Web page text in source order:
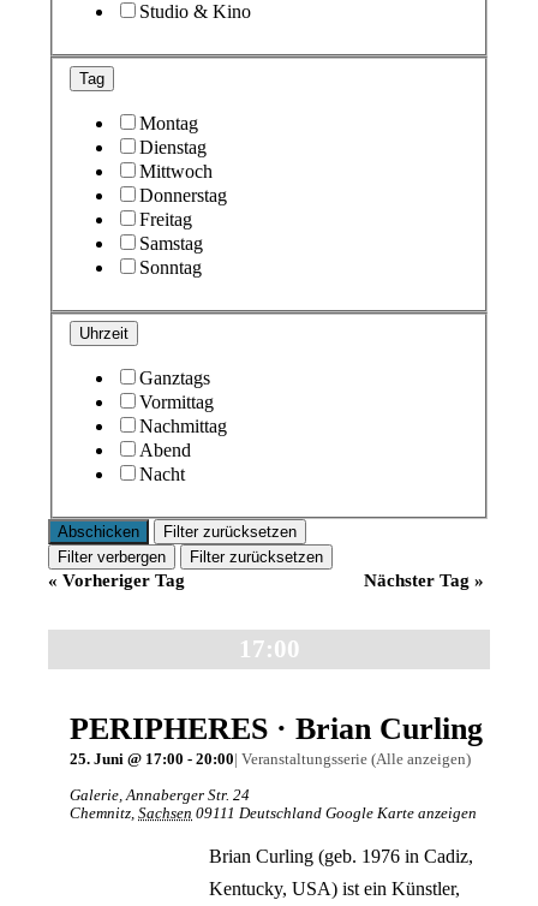
Studio & Kino
Tag
Montag
Dienstag
Mittwoch
Donnerstag
Freitag
Samstag
Sonntag
Uhrzeit
Ganztags
Vormittag
Nachmittag
Abend
Nacht
Filter zurücksetzen
Filter verbergen
Filter zurücksetzen
« Vorheriger Tag Nächster Tag »
17:00
PERIPHERES · Brian Curling
25. Juni @ 17:00 -20:00| Veranstaltungsserie(Alle anzeigen)
Galerie ,Annaberger Str. 24
Chemnitz Sachsen 09111 Deutschland Google Karte anzeigen
Brian Curling (geb. 1976 in Cadiz,
Kentucky, USA) ist ein Künstler,